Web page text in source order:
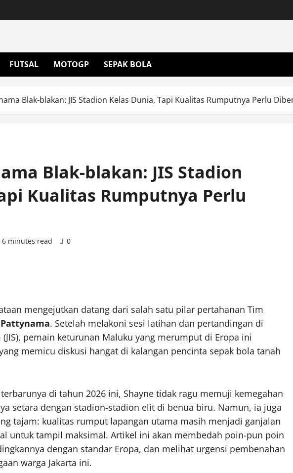
FUTSAL MOTOGP SEPAK BOLA
Blak-blakan: JIS Stadion Kelas Dunia, Tapi Kualitas Rumputnya Perlu
Blak-blakan: JIS Stadion
Kualitas Rumputnya Perlu
6 minutes read 0
mengejutkan datang dari salah satu pilar pertahanan Tim
. Setelah melakoni sesi latihan dan pertandingan di
pemain keturunan Maluku yang merumput di Eropa ini
memicu diskusi hangat di kalangan pencinta sepak bola tanah
di tahun 2026 ini, Shayne tidak ragu memuji kemegahan
setara dengan stadion-stadion elit di benua biru. Namun, ia juga
tajam: kualitas rumput lapangan utama masih menjadi ganjalan
untuk tampil maksimal. Artikel ini akan membedah poin-pun poin
dengan standar Eropa, dan melihat urgensi pembenahan
warga Jakarta ini.